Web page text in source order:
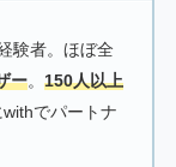
験者。ほぼ全
ー。 150人以上
でパートナ